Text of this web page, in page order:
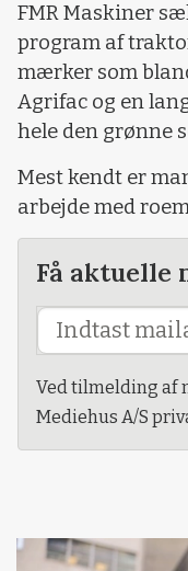
FMR Maskiner
program af
mærker som
Agrifac og en
hele den grønne
Mest kendt er
arbejde med
Få aktuelle
Ved tilmelding af
Mediehus A/S